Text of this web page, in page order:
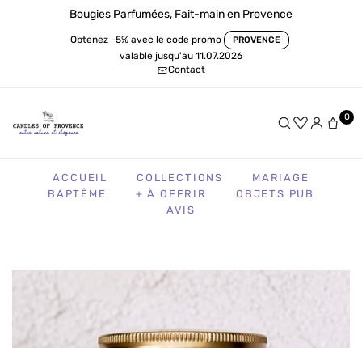
Bougies Parfumées, Fait-main en Provence
Obtenez -5% avec le code promo PROVENCE
valable jusqu'au 11.07.2026
Contact
0
ACCUEIL COLLECTIONS
MARIAGE
BAPTÊME
+ À OFFRIR
OBJETS PUB
AVIS